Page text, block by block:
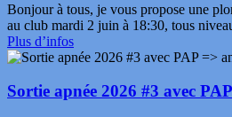
Bonjour à tous, je vous propose une
au club mardi 2 juin à 18:30, tous
Plus d’infos
Sortie apnée 2026 #3 avec